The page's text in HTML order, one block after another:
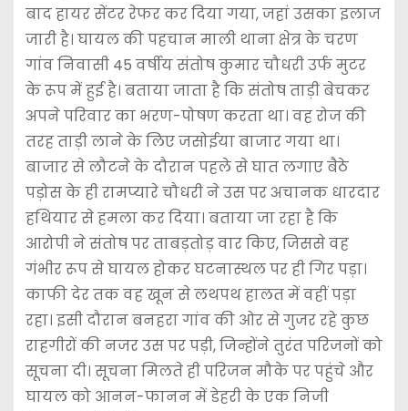
बाद हायर सेंटर रेफर कर दिया गया, जहां उसका इलाज
जारी है। घायल की पहचान माली थाना क्षेत्र के चरण
गांव निवासी 45 वर्षीय संतोष कुमार चौधरी उर्फ मुटर
के रूप में हुई है। बताया जाता है कि संतोष ताड़ी बेचकर
अपने परिवार का भरण-पोषण करता था। वह रोज की
तरह ताड़ी लाने के लिए जसोईया बाजार गया था।
बाजार से लौटने के दौरान पहले से घात लगाए बैठे
पड़ोस के ही रामप्यारे चौधरी ने उस पर अचानक धारदार
हथियार से हमला कर दिया। बताया जा रहा है कि
आरोपी ने संतोष पर ताबड़तोड़ वार किए, जिससे वह
गंभीर रूप से घायल होकर घटनास्थल पर ही गिर पड़ा।
काफी देर तक वह खून से लथपथ हालत में वहीं पड़ा
रहा। इसी दौरान बनहरा गांव की ओर से गुजर रहे कुछ
राहगीरों की नजर उस पर पड़ी, जिन्होंने तुरंत परिजनों को
सूचना दी। सूचना मिलते ही परिजन मौके पर पहुंचे और
घायल को आनन-फानन में डेहरी के एक निजी